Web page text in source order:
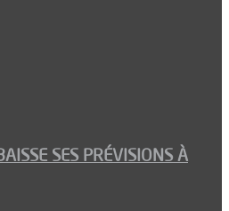
SES PRÉVISIONS À